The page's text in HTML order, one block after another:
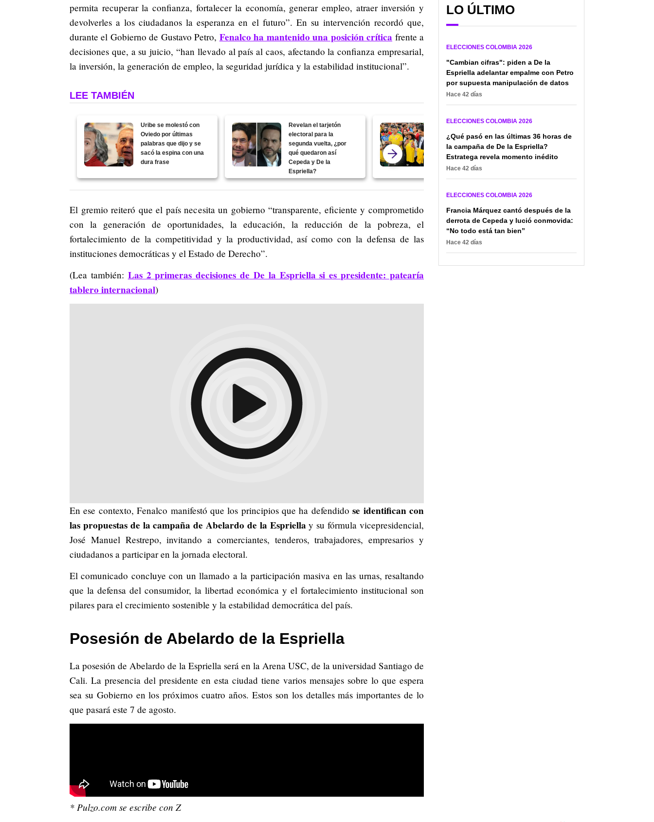
permita recuperar la confianza, fortalecer la economía, generar empleo, atraer inversión y
devolverles a los ciudadanos la esperanza en el futuro”. En su intervención recordó que,
durante el Gobierno de Gustavo Petro, Fenalco ha mantenido una posición crítica frente a
decisiones que, a su juicio, “han llevado al país al caos, afectando la confianza empresarial,
la inversión, la generación de empleo, la seguridad jurídica y la estabilidad institucional”.
LEE TAMBIÉN
Uribe se molestó con
Oviedo por últimas
palabras que dijo y se
sacó la espina con una
dura frase
Revelan el tarjetón
electoral para la
segunda vuelta, ¿por
qué quedaron así
Cepeda y De la
Espriella?
32 barras de fútbol le
llevaron camiseta de
Colombia a Cepeda,
pero algo no cuadra en
El gremio reiteró que el país necesita un gobierno “transparente, eficiente y comprometido
con la generación de oportunidades, la educación, la reducción de la pobreza, el
fortalecimiento de la competitividad y la productividad, así como con la defensa de las
instituciones democráticas y el Estado de Derecho”.
(Lea también: Las 2 primeras decisiones de De la Espriella si es presidente: patearía
tablero internacional)
En ese contexto, Fenalco manifestó que los principios que ha defendido se identifican con
las propuestas de la campaña de Abelardo de la Espriellay su fórmula vicepresidencial,
José Manuel Restrepo, invitando a comerciantes, tenderos, trabajadores, empresarios y
ciudadanos a participar en la jornada electoral.
El comunicado concluye con un llamado a la participación masiva en las urnas, resaltando
que la defensa del consumidor, la libertad económica y el fortalecimiento institucional son
pilares para el crecimiento sostenible y la estabilidad democrática del país.
Posesión de Abelardo de la Espriella
La posesión de Abelardo de la Espriella será en la Arena USC, de la universidad Santiago de
Cali. La presencia del presidente en esta ciudad tiene varios mensajes sobre lo que espera
sea su Gobierno en los próximos cuatro años. Estos son los detalles más importantes de lo
que pasará este 7 de agosto.
* Pulzo.com se escribe con Z
LO ÚLTIMO
ELECCIONES COLOMBIA 2026
"Cambian cifras": piden a De la
Espriella adelantar empalme con Petro
por supuesta manipulación de datos
Hace 42 días
ELECCIONES COLOMBIA 2026
¿Qué pasó en las últimas 36 horas de
la campaña de De la Espriella?
Estratega revela momento inédito
Hace 42 días
ELECCIONES COLOMBIA 2026
Francia Márquez cantó después de la
derrota de Cepeda y lució conmovida:
“No todo está tan bien”
Hace 42 días